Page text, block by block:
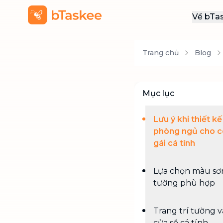
Về
Trang chủ Blog
Mục lục
Lưu ý khi thiết kế
phòng ngủ cho
gái cá tính
Lựa chọn màu
tường phù hợp
Trang trí tường